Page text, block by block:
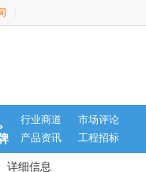
行业商道
市场评论
产品资讯
工程招标
详细信息